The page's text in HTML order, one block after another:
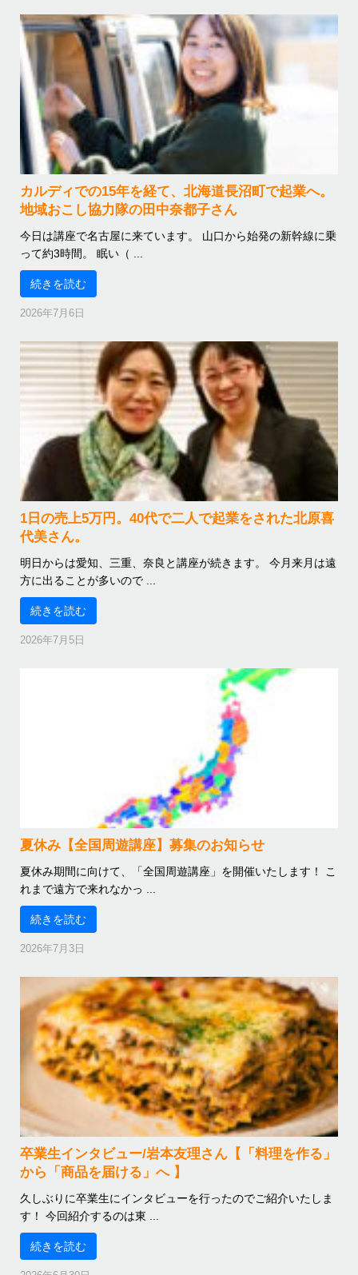
カルディでの15年を経て、北海道長沼町で起業へ。
地域おこし協力隊の田中奈都子さん
今日は講座で名古屋に来ています。 山口から始発の新幹線に乗
って約3時間。 眠い（ ...
続きを読む
2026年7月6日
1日の売上5万円。40代で二人で起業をされた北原喜
代美さん。
明日からは愛知、三重、奈良と講座が続きます。 今月来月は遠
方に出ることが多いので ...
続きを読む
2026年7月5日
夏休み【全国周遊講座】募集のお知らせ
夏休み期間に向けて、「全国周遊講座」を開催いたします！ こ
れまで遠方で来れなかっ ...
続きを読む
2026年7月3日
卒業生インタビュー/岩本友理さん【「料理を作る」
から「商品を届ける」へ 】
久しぶりに卒業生にインタビューを行ったのでご紹介いたしま
す！ 今回紹介するのは東 ...
続きを読む